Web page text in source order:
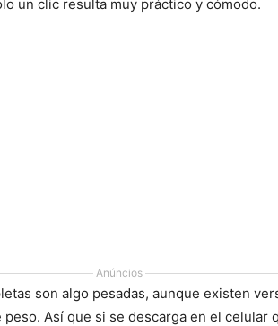
un clic resulta muy práctico y cómodo.
Anúncios
son algo pesadas, aunque existen
Así que si se descarga en el celular